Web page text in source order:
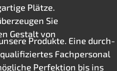
Plätze.
Sie
Gestalt von
Pro­dukte. Eine durch­
Fach­personal
Per­fek­tion bis ins